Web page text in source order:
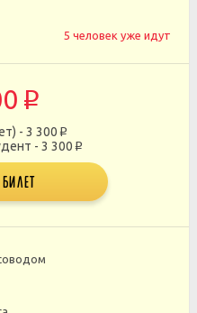
5 человек уже идут
p
- 3 300 p
- 3 300 p